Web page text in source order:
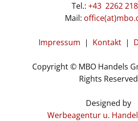
Tel.: +43 2262
Mail:
Impressum | Kontakt |
Copyright © MBO Handels
Rights
Designed by
Werbeagentur u.